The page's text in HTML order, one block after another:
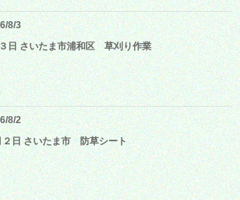
8/3
日 さいたま市浦和区 草刈り作業
8/2
２日 さいたま市 防草シート